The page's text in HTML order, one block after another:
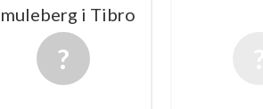
i Tibro